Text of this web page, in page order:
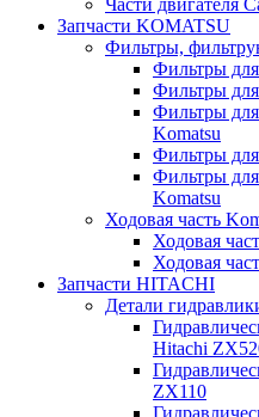
Части двигателя
Запчасти KOMATSU
Фильтры,
Фильтры для
Фильтры
Фильтры
Komatsu
Фильтры для
Фильтры для
Komatsu
Ходовая часть
Ходовая
Ходовая
Запчасти HITACHI
Детали
Hitachi
ZX110